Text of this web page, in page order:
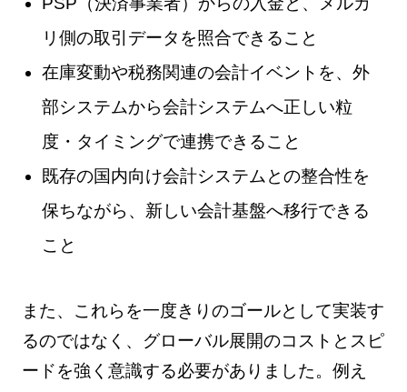
リ側の取引データを照合できること
在庫変動や税務関連の会計イベントを、外
部システムから会計システムへ正しい粒
度・タイミングで連携できること
既存の国内向け会計システムとの整合性を
保ちながら、新しい会計基盤へ移行できる
こと
また、これらを一度きりのゴールとして実装す
るのではなく、グローバル展開のコストとスピ
ードを強く意識する必要がありました。例え